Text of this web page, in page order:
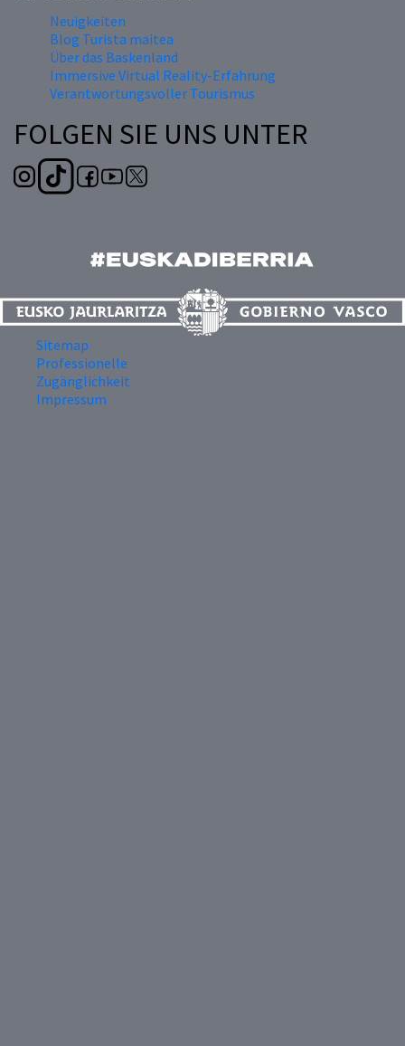
Neuigkeiten
Blog Turista maitea
Über das Baskenland
Immersive Virtual Reality-Erfahrung
Verantwortungsvoller Tourismus
FOLGEN SIE UNS UNTER
Sitemap
Professionelle
Zugänglichkeit
Impressum